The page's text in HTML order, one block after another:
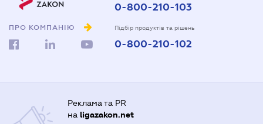
ПРО КОМПАНІЮ
0-800-210-103
Підбір продуктів та рішень
0-800-210-102
Реклама та PR
на ligazakon.net